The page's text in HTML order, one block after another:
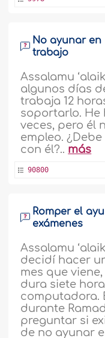
No ayunar en
trabajo
Assalamu
algunos días
trabaja 12
soportarlo. He
veces, pero él
empleo.
con él?.. más
90800
Romper el
exámenes
Assalamu
decidí hacer
mes que
dura siete
computadora.
durante
preguntar si
de no ayunar